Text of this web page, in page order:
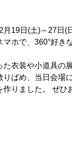
19日(土)～27日(
ホで、360°好き
衣装や小道具の
ばめ、当日会場
りました。 ぜひ